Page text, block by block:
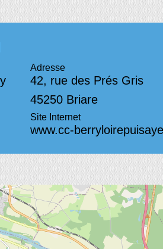
Adresse
42, rue des Prés Gris
45250 Briare
Site Internet
www.cc-